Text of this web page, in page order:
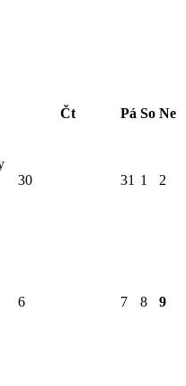
Čt Pá So Ne
30 31 1 2
6 7 8 9